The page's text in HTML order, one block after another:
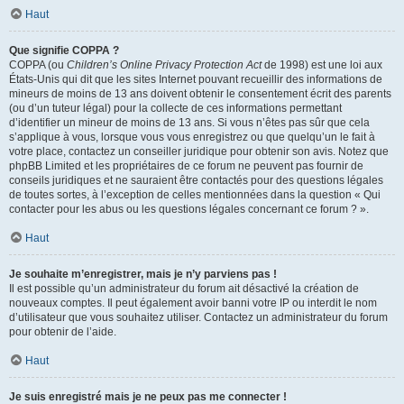
Haut
Que signifie COPPA ?
COPPA (ou Children’s Online Privacy Protection Actde 1998) est une loi aux
États-Unis qui dit que les sites Internet pouvant recueillir des informations de
mineurs de moins de 13 ans doivent obtenir le consentement écrit des parents
(ou d’un tuteur légal) pour la collecte de ces informations permettant
d’identifier un mineur de moins de 13 ans. Si vous n’êtes pas sûr que cela
s’applique à vous, lorsque vous vous enregistrez ou que quelqu’un le fait à
votre place, contactez un conseiller juridique pour obtenir son avis. Notez que
phpBB Limited et les propriétaires de ce forum ne peuvent pas fournir de
conseils juridiques et ne sauraient être contactés pour des questions légales
de toutes sortes, à l’exception de celles mentionnées dans la question « Qui
contacter pour les abus ou les questions légales concernant ce forum ? ».
Haut
Je souhaite m’enregistrer, mais je n’y parviens pas !
Il est possible qu’un administrateur du forum ait désactivé la création de
nouveaux comptes. Il peut également avoir banni votre IP ou interdit le nom
d’utilisateur que vous souhaitez utiliser. Contactez un administrateur du forum
pour obtenir de l’aide.
Haut
Je suis enregistré mais je ne peux pas me connecter !